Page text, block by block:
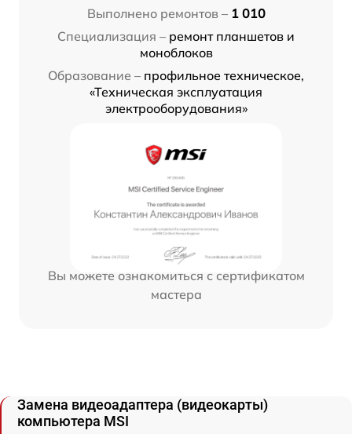
Выполнено ремонтов – 1 010
Специализация – ремонт планшетов и
моноблоков
Образование – профильное техническое,
«Техническая эксплуатация
электрооборудования»
Вы можете ознакомиться с сертификатом
мастера
Замена видеоадаптера (видеокарты)
компьютера MSI